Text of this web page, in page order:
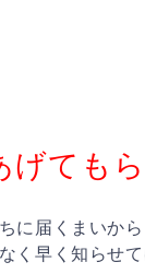
げても
に届くまいか
く早く知らせて